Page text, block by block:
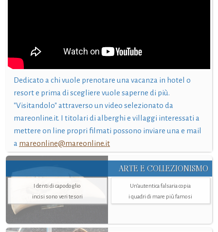
Dedicato a chi vuole prenotare una vacanza in hotel o
resort e prima di scegliere vuole saperne di più.
"Visitandolo" attraverso un video selezionato da
mareonline.it. I titolari di alberghi e villaggi interessati a
mettere on line propri filmati possono inviare una e mail
a mareonline@mareonline.it
ARTE E COLLEZIONISMO
I denti di capodoglio
incisi sono veri tesori
Un’autentica falsaria copia
i quadri di mare più famosi